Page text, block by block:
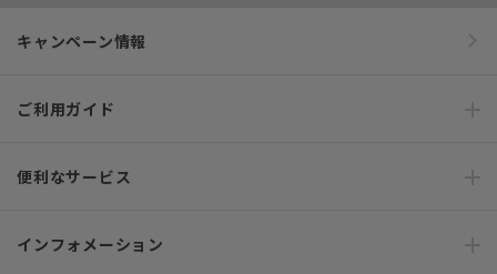
キャンペーン情報
ご利用ガイド
便利なサービス
インフォメーション